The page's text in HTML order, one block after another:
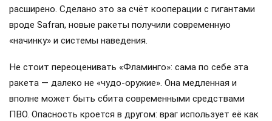
расширено. Сделано это за счёт кооперации с гигантами
вроде Safran, новые ракеты получили современную
«начинку» и системы наведения.
Не стоит переоценивать «Фламинго»: сама по себе эта
ракета — далеко не «чудо-оружие». Она медленная и
вполне может быть сбита современными средствами
ПВО. Опасность кроется в другом: враг использует её как